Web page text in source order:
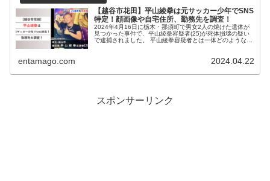
【越谷市花田】平山綾拳は元サッカー少年でSNS
特定！顔画像や自宅住所、勤務先を調査！
2024年4月16日に栃木・那須町で男女2人の焼けた遺体が
見つかった事件で、平山綾拳容疑者(25)が死体損壊の疑い
で逮捕されました。 平山綾拳容疑者とは一体どのような人
entamago.com 2024.04.22
スポンサーリンク